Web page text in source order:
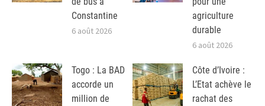
Constantine
6 août 2026
agriculture
durable
6 août 2026
Togo : La BAD
accorde un
million de
Côte d’Ivoire :
L’Etat achève le
rachat des